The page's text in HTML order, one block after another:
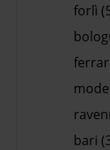
forlì
bari